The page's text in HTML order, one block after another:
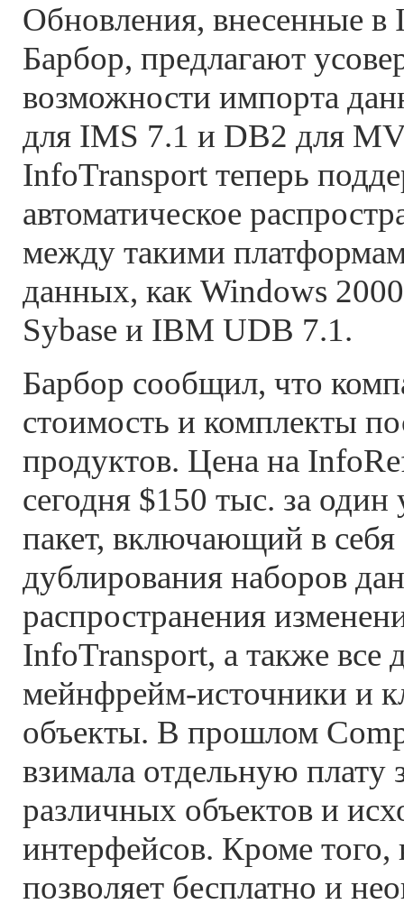
Обновления, внесенные в
Барбор, предлагают
возможности импорта
для IMS 7.1 и DB2 для
InfoTransport теперь
автоматическое
между такими
данных, как Windows
Sybase и IBM UDB 7.1.
Барбор сообщил, что
стоимость и комплекты
продуктов. Цена на
сегодня $150 тыс. за
пакет, включающий в себя
дублирования наборов
распространения
InfoTransport, а также все
мейнфрейм-источники и
объекты. В прошлом
взимала отдельную плату
различных объектов и
интерфейсов. Кроме того,
позволяет бесплатно и